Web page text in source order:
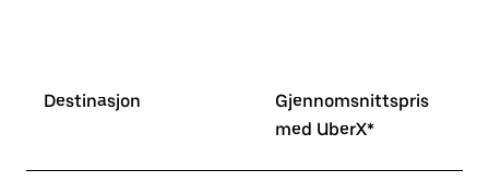
Destinasjon
Gjennomsnittspris
med UberX*